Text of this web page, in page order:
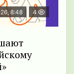
8:48 4